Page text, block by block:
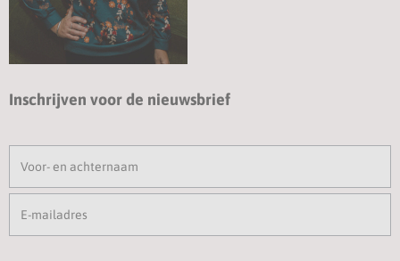
Inschrijven voor de nieuwsbrief